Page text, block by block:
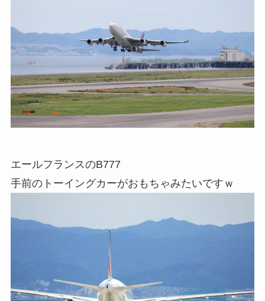
エールフランスのB777
手前のトーイングカーがおもちゃみたいですｗ